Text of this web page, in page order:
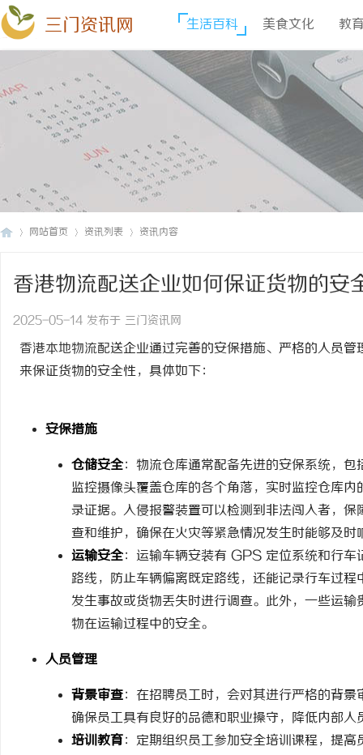
三门资讯网 生活百科 美食文化 教
网站首页 资讯列表 资讯内容
香港物流配送企业如何保证货物的安
2025-05-14 发布于 三门资讯网
香港本地物流配送企业通过完善的安保措施、严格的人员
来保证货物的安全性，具体如下：
安保措施
仓储安全：物流仓库通常配备先进的安保系统，
监控摄像头覆盖仓库的各个角落，实时监控仓库
录证据。入侵报警装置可以检测到非法闯入者，
查和维护，确保在火灾等紧急情况发生时能够及时
运输安全：运输车辆安装有 GPS 定位系统和行
路线，防止车辆偏离既定路线，还能记录行车过
发生事故或货物丢失时进行调查。此外，一些运
物在运输过程中的安全。
人员管理
背景审查：在招聘员工时，会对其进行严格的背
确保员工具有良好的品德和职业操守，降低内部
培训教育：定期组织员工参加安全培训课程，提
贝净 AC 国际医疗实验